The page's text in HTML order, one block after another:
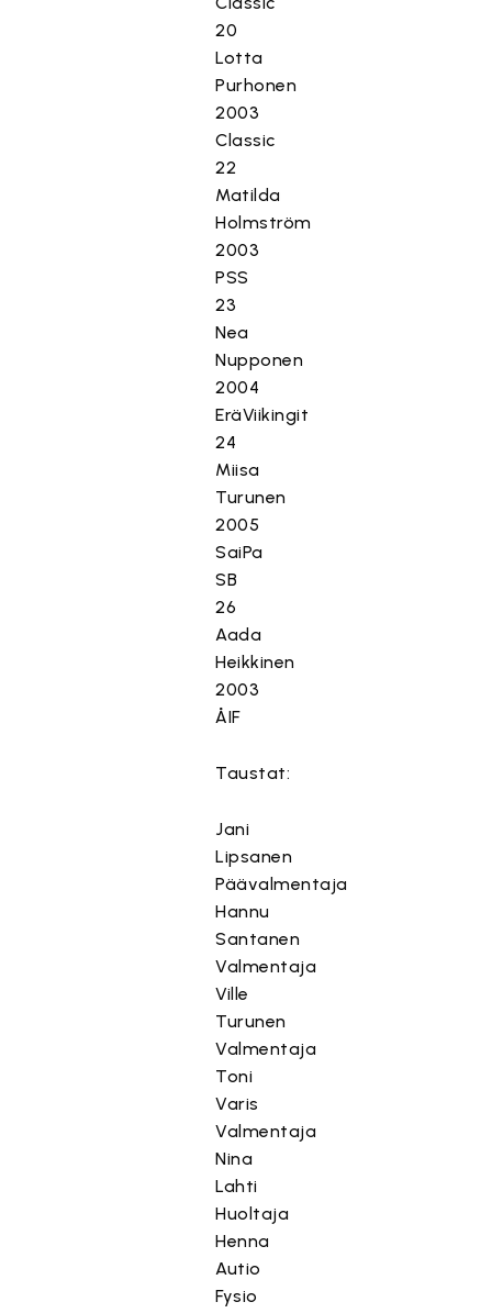
20
Lotta
Purhonen
2003
Classic
22
Matilda
Holmström
2003
PSS
23
Nea
Nupponen
2004
EräViikingit
24
Miisa
Turunen
2005
SaiPa
SB
26
Aada
Heikkinen
2003
ÅIF
Taustat:
Jani
Lipsanen
Päävalmentaja
Hannu
Santanen
Valmentaja
Ville
Turunen
Valmentaja
Toni
Varis
Valmentaja
Nina
Lahti
Huoltaja
Henna
Autio
Fysio